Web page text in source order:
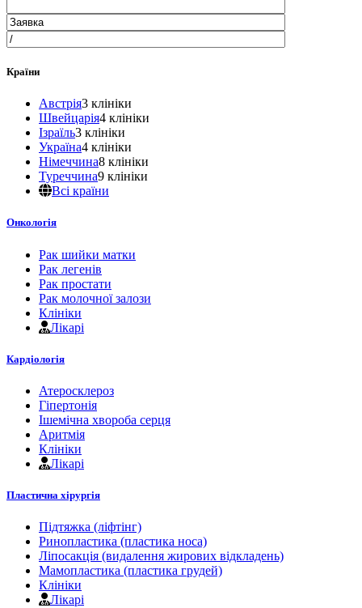
Країни
Австрія3 клініки
Швейцарія4 клініки
Ізраїль3 клініки
Україна4 клініки
Німеччина8 клініки
Туреччина9 клініки
Всі країни
Онкологія
Рак шийки матки
Рак легенів
Рак простати
Рак молочної залози
Клініки
Лікарі
Кардіологія
Атеросклероз
Гіпертонія
Ішемічна хвороба серця
Аритмія
Клініки
Лікарі
Пластична хірургія
Підтяжка (ліфтінг)
Ринопластика (пластика носа)
Ліпосакція (видалення жирових відкладень)
Мамопластика (пластика грудей)
Клініки
Лікарі